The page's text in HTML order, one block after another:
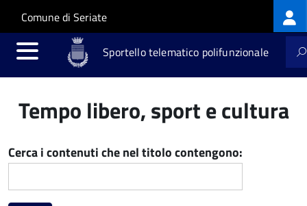
Salta al contenuto principale
Skip to site navigation
Comune di Seriate
Sportello telematico polifunzionale
Tempo libero, sport e cultura
Cerca i contenuti che nel titolo contengono: